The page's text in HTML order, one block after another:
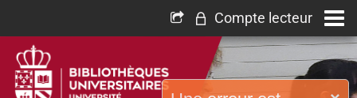
Compte lecteur